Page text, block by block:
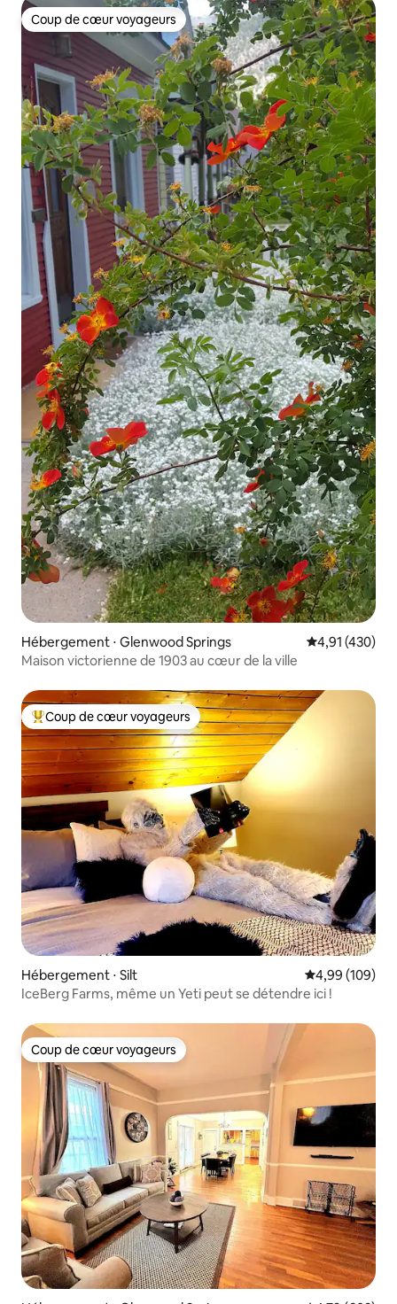
Coup de cœur voyageurs
Coup de cœur voyageurs
Hébergement ⋅ Glenwood Springs Évaluation
4,91 (430)
Maison victorienne de 1903 au cœur de la ville
Coups de cœur voyageurs les plus appréciés
Coup de cœur voyageurs
Hébergement ⋅ Silt Évaluation
4,99 (109)
IceBerg Farms, même un Yeti peut se détendre ici !
Coup de cœur voyageurs
Coup de cœur voyageurs